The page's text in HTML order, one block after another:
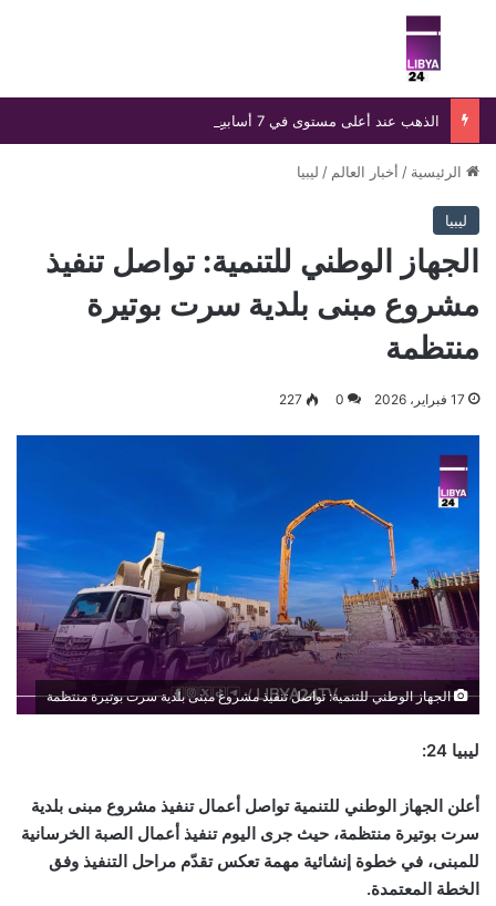
بحث عن
الرئيسية / أخبار العالم / ليبيا
ليبيا
الجهاز الوطني للتنمية: تواصل تنفيذ
مشروع مبنى بلدية سرت بوتيرة
منتظمة
17 فبراير، 2026 0
227
الجهاز الوطني للتنمية: تواصل تنفيذ مشروع مبنى بلدية سرت بوتيرة منتظمة
ليبيا 24:
أعلن الجهاز الوطني للتنمية تواصل أعمال تنفيذ مشروع مبنى بلدية
سرت بوتيرة منتظمة، حيث جرى اليوم تنفيذ أعمال الصبة الخرسانية
للمبنى، في خطوة إنشائية مهمة تعكس تقدّم مراحل التنفيذ وفق
الخطة المعتمدة.